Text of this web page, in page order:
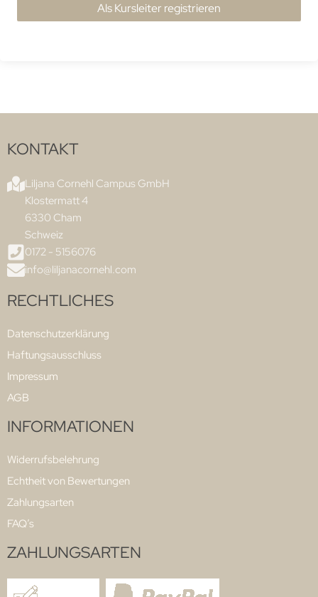
Als Kursleiter registrieren
KONTAKT
Liljana Cornehl Campus GmbH
Klostermatt 4
6330 Cham
Schweiz
0172 - 5156076
info@liljanacornehl.com
RECHTLICHES
Datenschutzerklärung
Haftungsausschluss
Impressum
AGB
INFORMATIONEN
Widerrufsbelehrung
Echtheit von Bewertungen
Zahlungsarten
FAQ’s
ZAHLUNGSARTEN